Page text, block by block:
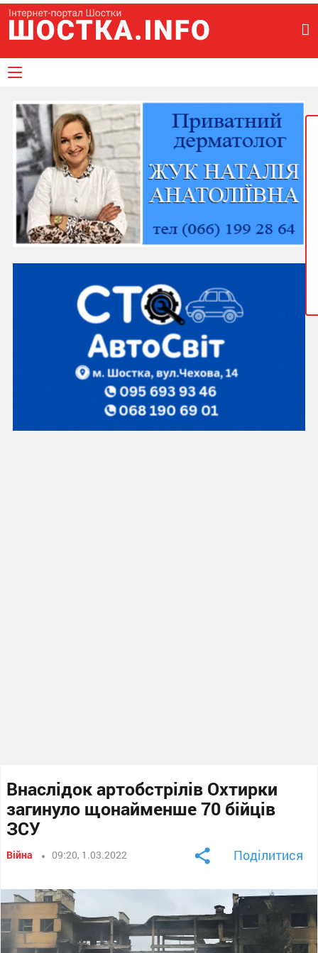
Внаслідок артобстрілів Охтирки
загинуло щонайменше 70 бійців
ЗСУ
Війна 09:20, 1.03.2022 Поділитися